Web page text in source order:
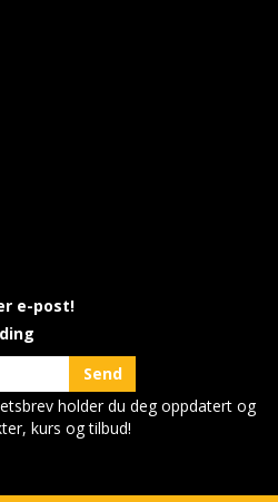
e-post!
holder du deg oppdatert og
kurs og tilbud!